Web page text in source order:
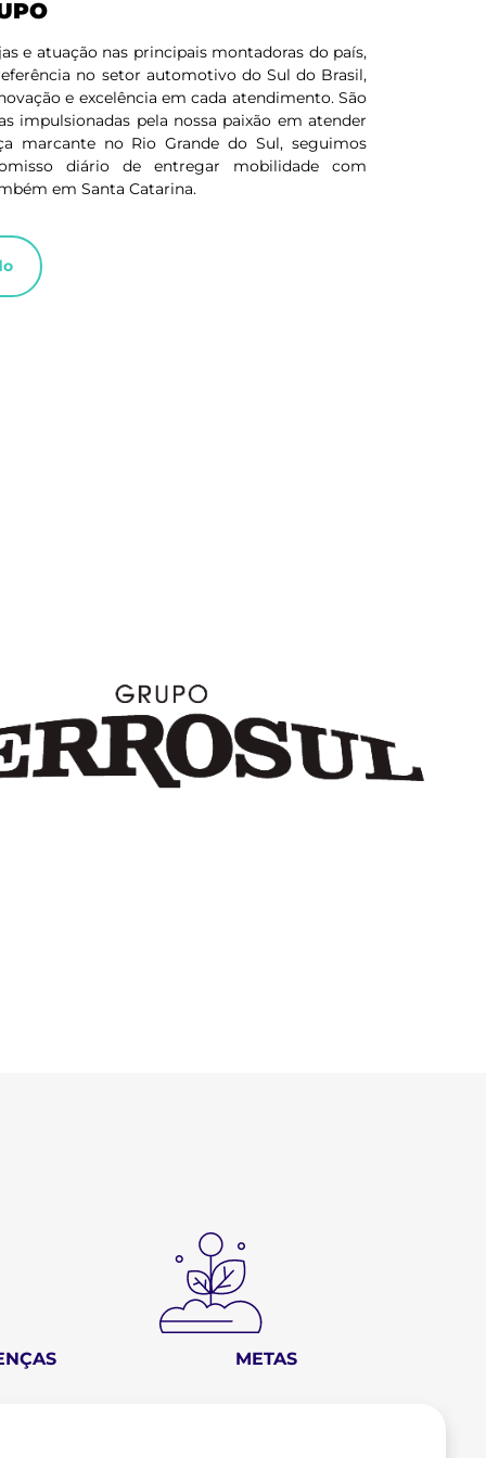
e atuação nas principais montadoras do país,
no setor automotivo do Sul do Brasil,
e excelência em cada atendimento. São
impulsionadas pela nossa paixão em atender
marcante no Rio Grande do Sul, seguimos
diário de entregar mobilidade com
em Santa Catarina.
METAS